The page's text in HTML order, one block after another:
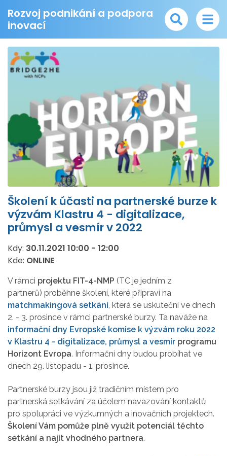
Rozvoj podnikání a podpora
inovací
Školení k účasti na partnerské burze k
výzvám Klastru 4 - digitalizace,
průmysl a vesmír v 2022
Kdy: 30.11.2021 10:00 - 12:00
Kde: ONLINE
V rámci projektu FIT-4-NMP (TC je jedním z
partnerů) proběhne školení, které připraví na
matchmakingová setkání, která se uskuteční ve dnech
2. - 3. prosince v rámci partnerské burzy. Ta naváže na
informační dny Evropské komise k výzvám roku 2022
v Klastru 4 - digitalizace, průmysl a vesmír programu
Horizont Evropa. Informační dny budou probíhat ve
dnech 29. listopadu - 1. prosince.
Partnerské burzy jsou již tradičním místem pro
partnerská setkávání za účelem navazování kontaktů
pro spolupráci ve výzkumných a inovačních projektech.
Školení Vám pomůže plně využít potenciál těchto
setkání a najít vhodného partnera.